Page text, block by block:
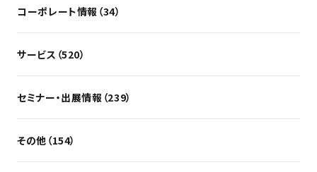
コーポレート情報（34）
サービス（520）
セミナー・出展情報（239）
その他（154）